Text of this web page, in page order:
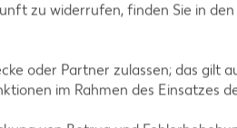
zu widerrufen, finden Sie in den
oder Partner zulassen; das gilt
im Rahmen des Einsatzes